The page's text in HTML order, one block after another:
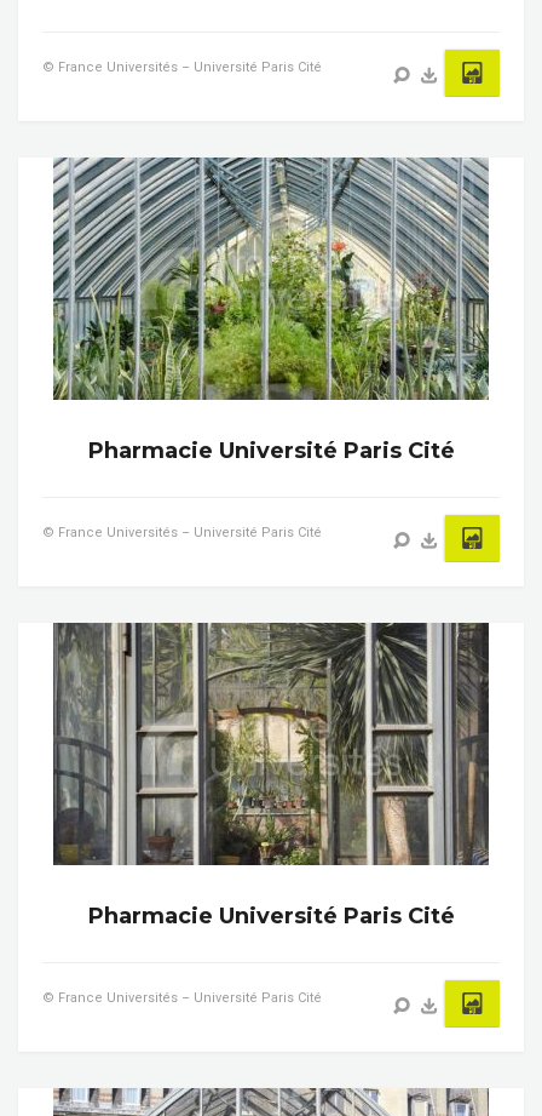
© France Universités – Université Paris Cité
Pharmacie Université Paris Cité
© France Universités – Université Paris Cité
Pharmacie Université Paris Cité
© France Universités – Université Paris Cité